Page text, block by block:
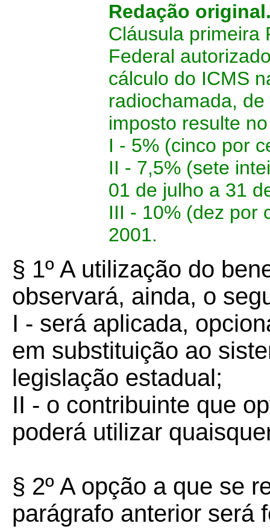
Redação
Cláusula primeira
Federal
cálculo do ICMS
radiochamada,
imposto resulte
I - 5% (cinco por
II - 7,5% (sete
01 de julho a 31
III - 10% (dez por
2001.
§ 1º A utilização do
observará, ainda, o
I - será aplicada,
em substituição ao
legislação estadual;
II - o contribuinte que
poderá utilizar
§ 2º A opção a que se
parágrafo anterior será